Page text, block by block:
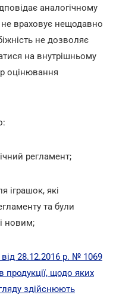
аналогічному
враховує нещодавно
не дозволяє
на внутрішньому
оцінювання
регламент;
іграшок, які
та були
новим;
28.12.2016 р. № 1069
продукції, щодо яких
здійснюють